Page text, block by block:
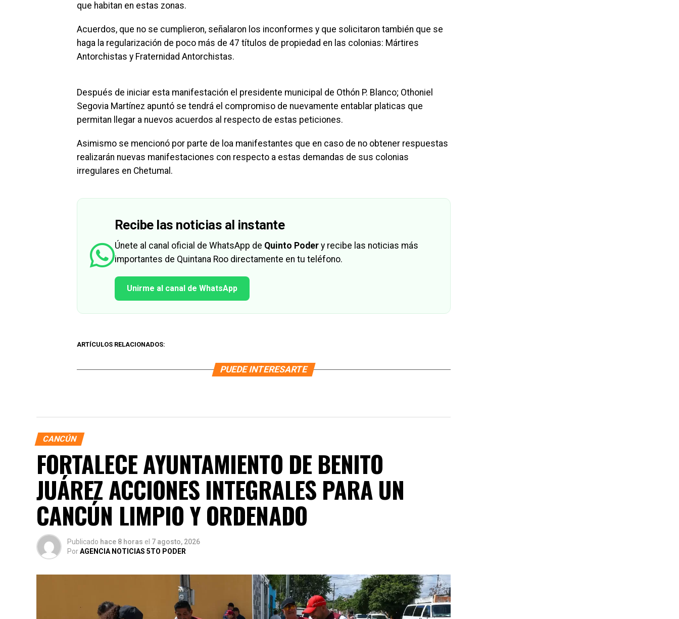
que habitan en estas zonas.
Acuerdos, que no se cumplieron, señalaron los inconformes y que solicitaron también que se
haga la regularización de poco más de 47 títulos de propiedad en las colonias: Mártires
Antorchistas y Fraternidad Antorchistas.
Después de iniciar esta manifestación el presidente municipal de Othón P. Blanco; Othoniel
Segovia Martínez apuntó se tendrá el compromiso de nuevamente entablar platicas que
permitan llegar a nuevos acuerdos al respecto de estas peticiones.
Asimismo se mencionó por parte de loa manifestantes que en caso de no obtener respuestas
realizarán nuevas manifestaciones con respecto a estas demandas de sus colonias
irregulares en Chetumal.
Recibe las noticias al instante
Únete al canal oficial de WhatsApp de Quinto Poder y recibe las noticias más
importantes de Quintana Roo directamente en tu teléfono.
Unirme al canal de WhatsApp
ARTÍCULOS RELACIONADOS:
PUEDE INTERESARTE
CANCÚN
FORTALECE AYUNTAMIENTO DE BENITO
JUÁREZ ACCIONES INTEGRALES PARA UN
CANCÚN LIMPIO Y ORDENADO
Publicado hace 8 horas el 7 agosto, 2026
PorAGENCIA NOTICIAS 5TO PODER